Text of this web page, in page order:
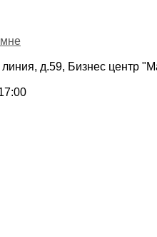
линия, д.59, Бизнес центр